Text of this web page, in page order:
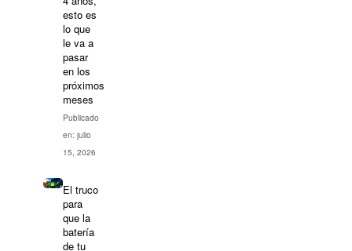
esto es
lo que
le va a
pasar
en los
próximos
meses
Publicado
en: julio
15, 2026
El truco
para
que la
batería
de tu